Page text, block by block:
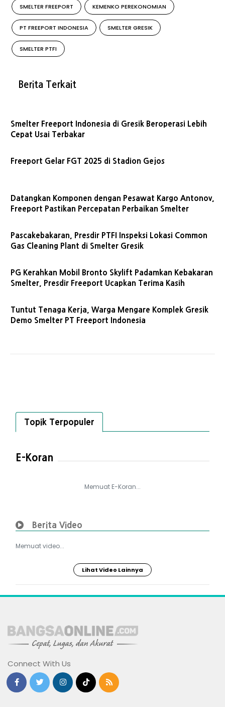
SMELTER FREEPORT KEMENKO PEREKONOMIAN
PT FREEPORT INDONESIA SMELTER GRESIK
SMELTER PTFI
Berita Terkait
Smelter Freeport Indonesia di Gresik Beroperasi Lebih
Cepat Usai Terbakar
Freeport Gelar FGT 2025 di Stadion Gejos
Datangkan Komponen dengan Pesawat Kargo Antonov,
Freeport Pastikan Percepatan Perbaikan Smelter
Pascakebakaran, Presdir PTFI Inspeksi Lokasi Common
Gas Cleaning Plant di Smelter Gresik
PG Kerahkan Mobil Bronto Skylift Padamkan Kebakaran
Smelter, Presdir Freeport Ucapkan Terima Kasih
Tuntut Tenaga Kerja, Warga Mengare Komplek Gresik
Demo Smelter PT Freeport Indonesia
Topik Terpopuler
E-Koran
Memuat E-Koran...
Berita Video
Memuat video...
Lihat Video Lainnya
Connect With Us